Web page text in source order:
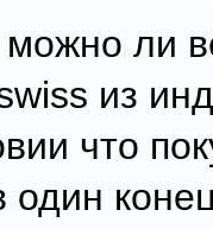
ли
из
что
один